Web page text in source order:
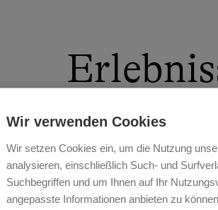
mit Sauna. Der Saunabereich des
ein. Gönnen Sie Ihrem Körper
Sie Ihre Muskeln bei einem
Wir verwenden Cookies
Wir setzen Cookies ein, um die Nutzung
analysieren, einschließlich Such- und
Suchbegriffen und um Ihnen auf Ihr
angepasste Informationen anbieten zu